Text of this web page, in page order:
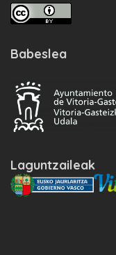
Babeslea
Laguntzaileak